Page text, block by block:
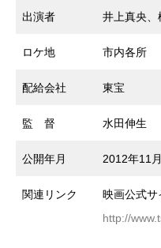
出演者 井上真央
ロケ地 市内各所
配給会社 東宝
監 督 水田伸生
公開年月 2012年11
関連リンク
映画公式サ
http://